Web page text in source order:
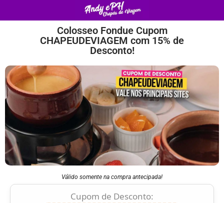
Colosseo Fondue Cupom
CHAPEUDEVIAGEM com 15% de
Desconto!
Válido somente na compra antecipada!
Cupom de Desconto: